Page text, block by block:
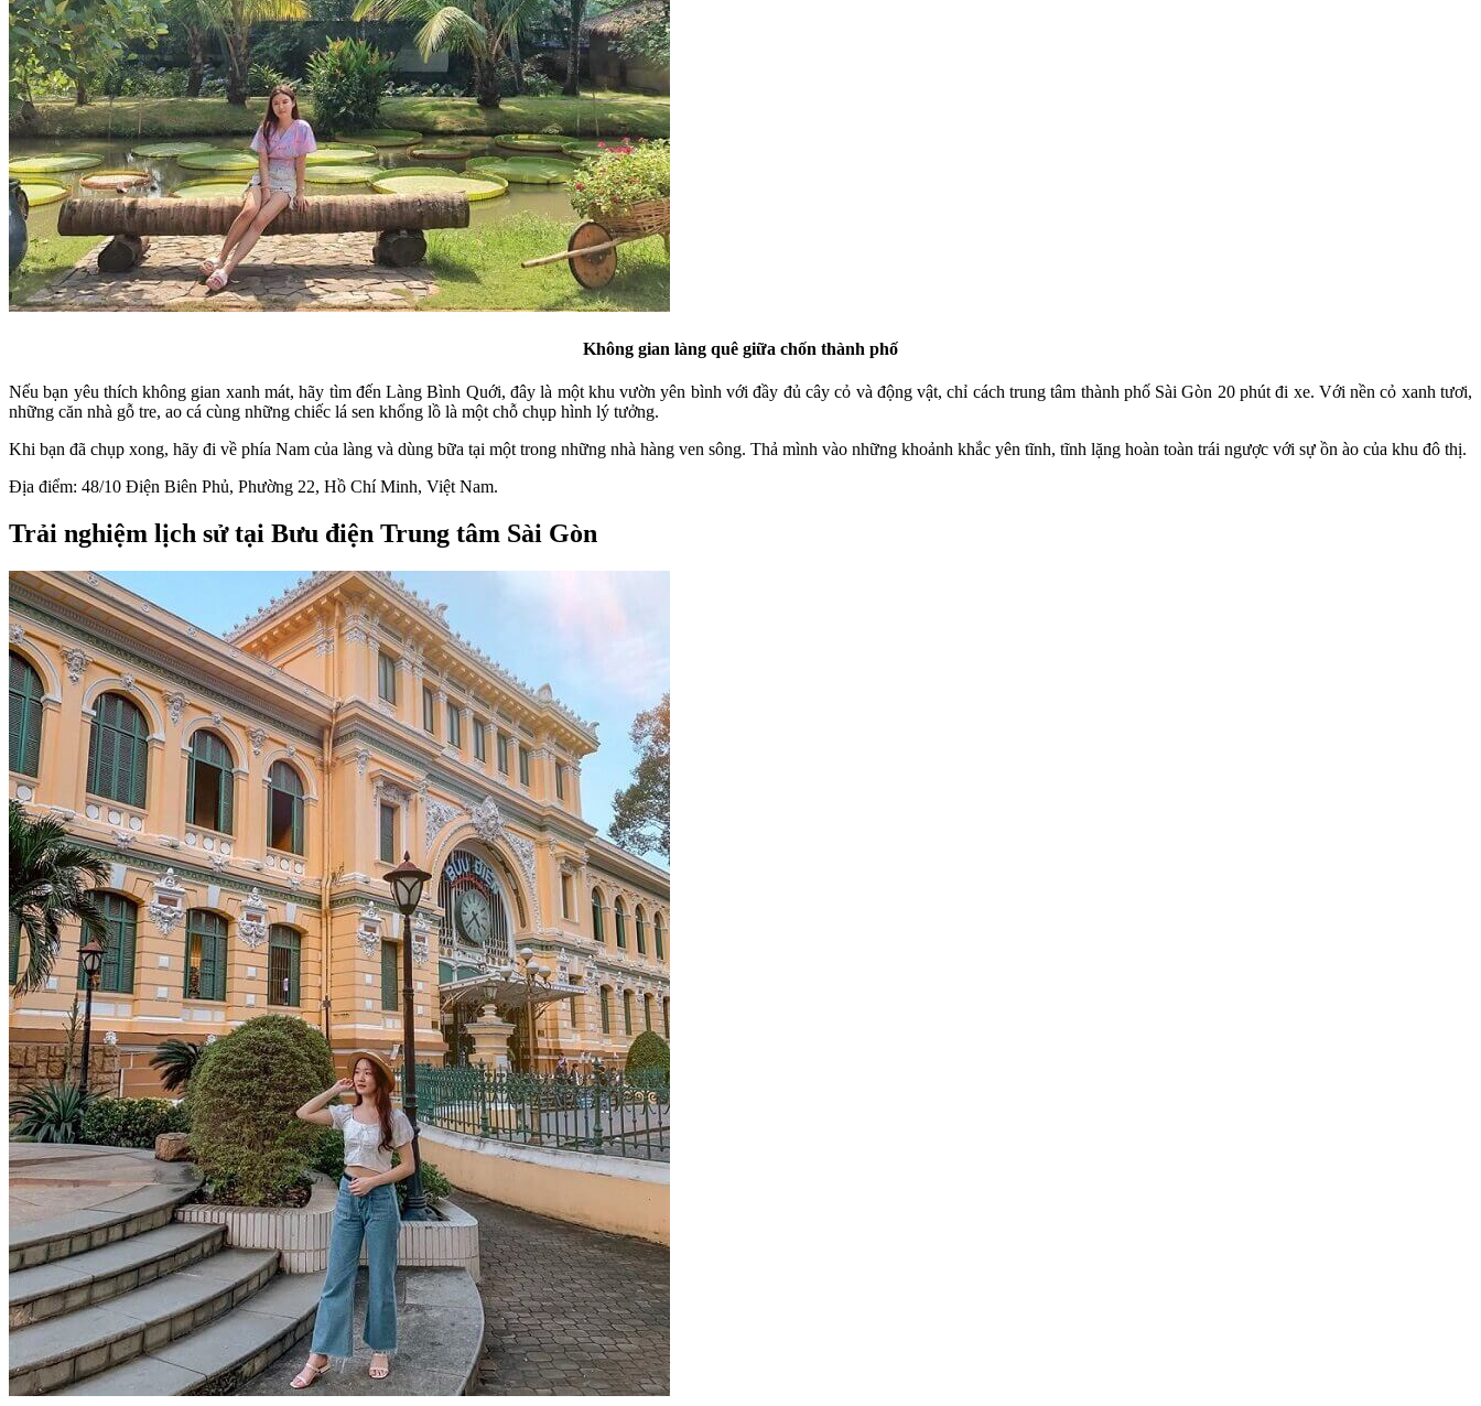
Không gian làng quê giữa chốn thành phố
Nếu bạn yêu thích không gian xanh mát, hãy tìm đến Làng Bình Quới, đây là một khu vườn yên bình với đầy đủ cây cỏ và động vật, chỉ cách trung tâm thành phố Sài Gòn 20 phút đi xe. Với nền cỏ xanh tươi,
những căn nhà gỗ tre, ao cá cùng những chiếc lá sen khổng lồ là một chỗ chụp hình lý tưởng.
Khi bạn đã chụp xong, hãy đi về phía Nam của làng và dùng bữa tại một trong những nhà hàng ven sông. Thả mình vào những khoảnh khắc yên tĩnh, tĩnh lặng hoàn toàn trái ngược với sự ồn ào của khu đô thị.
Địa điểm: 48/10 Điện Biên Phủ, Phường 22, Hồ Chí Minh, Việt Nam.
Trải nghiệm lịch sử tại Bưu điện Trung tâm Sài Gòn